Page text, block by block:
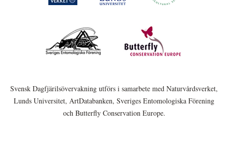
Svensk Dagfjärilsövervakning utförs i samarbete med Naturvårdsverket,
Lunds Universitet, ArtDatabanken, Sveriges Entomologiska Förening
och Butterfly Conservation Europe.